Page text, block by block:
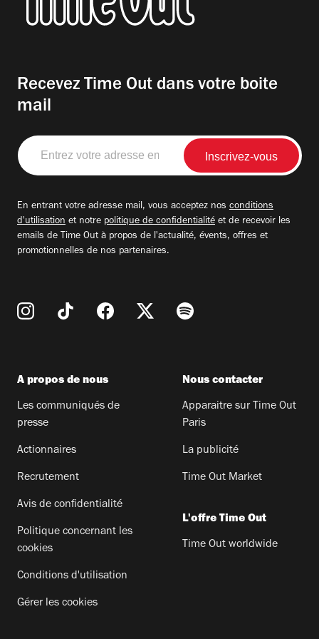
Recevez Time Out dans votre boite
mail
Entrez
votre
adresse
En entrant votre adresse mail, vous acceptez nos conditions
d'utilisation et notre politique de confidentialité et de recevoir les
emails de Time Out à propos de l'actualité, évents, offres et
promotionnelles de nos partenaires.
A propos de nous
Les communiqués de
presse
Actionnaires
Recrutement
Avis de confidentialité
Politique concernant les
cookies
Conditions d'utilisation
Gérer les cookies
Nous contacter
Apparaitre sur Time Out
Paris
La publicité
Time Out Market
L'offre Time Out
Time Out worldwide